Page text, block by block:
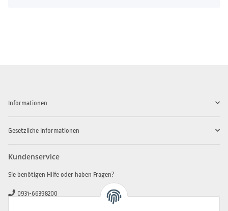
Informationen
Gesetzliche Informationen
Kundenservice
Sie benötigen Hilfe oder haben Fragen?
0931-66398200